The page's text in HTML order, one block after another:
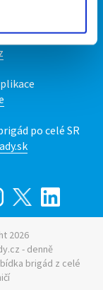
z celé ČR
po celé SR
2026
- denně
brigád z celé